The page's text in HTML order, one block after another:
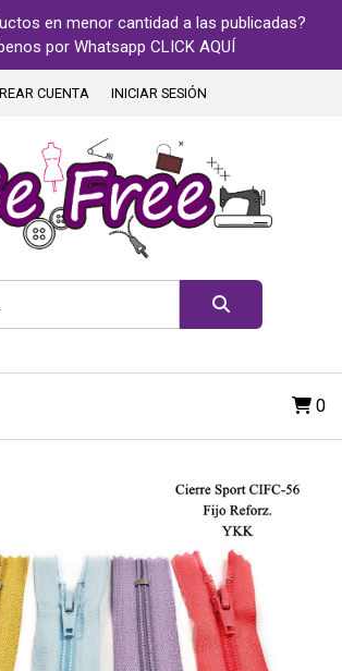
en menor cantidad a las publicadas?
por Whatsapp CLICK AQUÍ
CUENTA INICIAR SESIÓN
0